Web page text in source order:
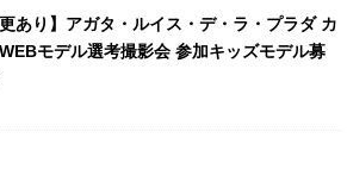
更あり】アガタ・ルイス・デ・ラ・プラダ カ
モデル選考撮影会 参加キッズモデル募